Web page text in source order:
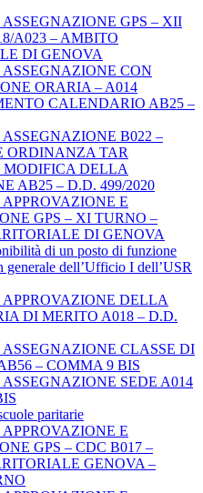
GPS – XII
A023 – AMBITO
DI GENOVA
CON
ORARIA – A014
CALENDARIO AB25 –
B022 –
ORDINANZA TAR
MODIFICA DELLA
AB25 – D.D. 499/2020
E
GPS – XI TURNO –
DI GENOVA
di un posto di funzione
generale dell’Ufficio I dell’USR
DELLA
DI MERITO A018 – D.D.
CLASSE DI
– COMMA 9 BIS
SEDE A014
paritarie
E
GPS – CDC B017 –
GENOVA –